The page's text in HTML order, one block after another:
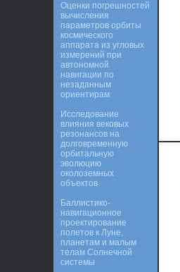
Оценки погрешностей
вычисления
параметров орбиты
космического
аппарата из угловых
измерений при
автономной
навигации по
незаданным
ориентирам
Исследование
влияния вековых
резонансов на
долговременную
орбитальную
эволюцию
околоземных
объектов
Баллистико-
навигационное
проектирование
полетов к Луне,
планетам и малым
телам Солнечной
системы